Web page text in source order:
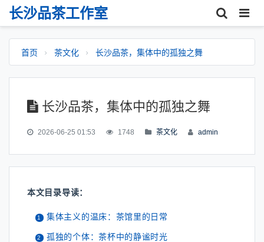
长沙品茶工作室
首页 茶文化 长沙品茶，集体中的孤独之舞
长沙品茶，集体中的孤独之舞
2026-06-25 01:53 1748 茶文化 admin
本文目录导读：
集体主义的温床：茶馆里的日常
孤独的个体：茶杯中的静谧时光